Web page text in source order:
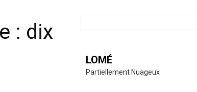
: dix
LOMÉ
Partiellement Nuageux